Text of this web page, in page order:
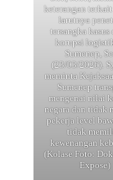
keterangan
larutnya
tersangka kasus
korupsi
Sumenep,
(23/03/2026).
meminta
Sumenep
mengenai nilai
negara dan tidak
pekerja level
tidak
kewenangan
(Kolase Foto:
Expose)